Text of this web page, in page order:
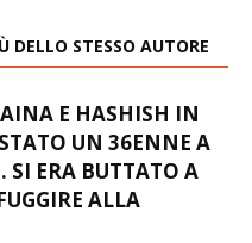
DELLO STESSO AUTORE
E HASHISH IN
UN 36ENNE A
SI ERA BUTTATO A
ALLA